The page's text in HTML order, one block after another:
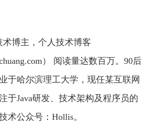
术博主，个人技术博客
） 阅读量达数百万。90后
于哈尔滨理工大学，现任某互联网
于Java研发、技术架构及程序员的
术公众号：Hollis。